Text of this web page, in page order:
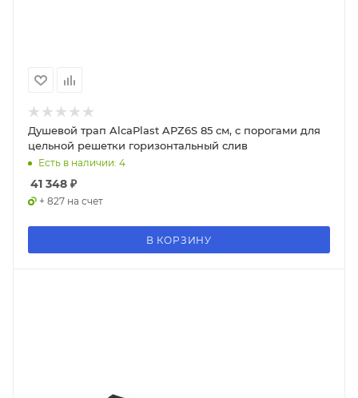
Душевой трап AlcaPlast APZ6S 85 см, с порогами для
цельной решетки горизонтальный слив
Есть в наличии: 4
41 348 ₽
+ 827 на счет
В КОРЗИНУ